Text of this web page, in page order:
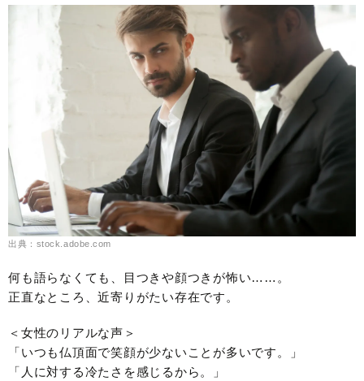
出典：stock.adobe.com
何も語らなくても、目つきや顔つきが怖い……。
正直なところ、近寄りがたい存在です。
＜女性のリアルな声＞
「いつも仏頂面で笑顔が少ないことが多いです。」
「人に対する冷たさを感じるから。」